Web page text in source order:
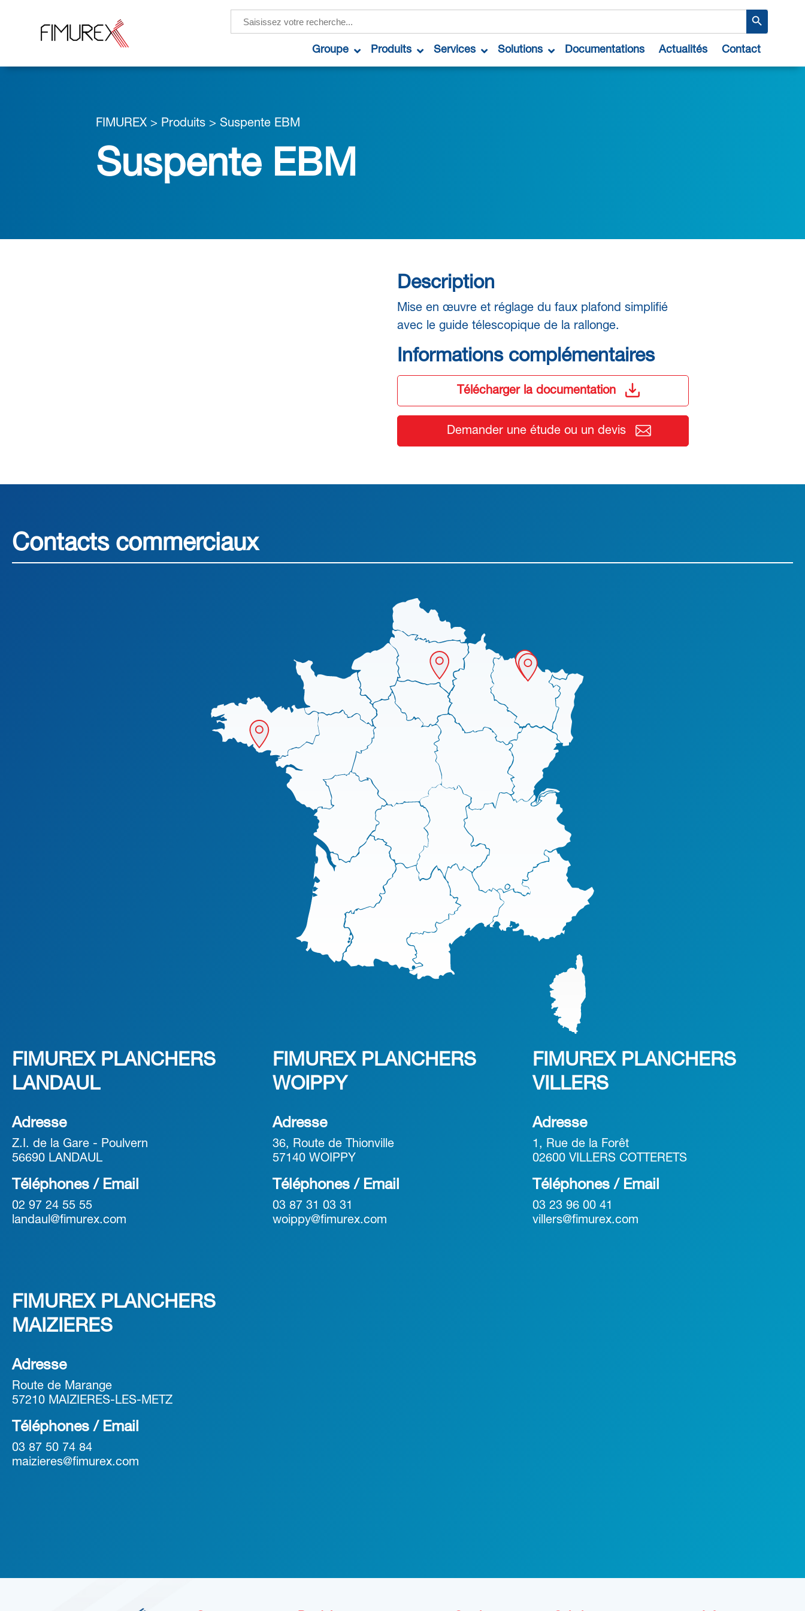
for:
Search Button
Groupe Produits Services Solutions Documentations Actualités Contact
FIMUREX > Produits > Suspente EBM
Suspente EBM
Description
Mise en œuvre et réglage du faux plafond simplifié
avec le guide télescopique de la rallonge.
Informations complémentaires
Télécharger la documentation
Demander une étude ou un devis
Contacts commerciaux
FIMUREX PLANCHERS
LANDAUL
Adresse
Z.I. de la Gare - Poulvern
56690 LANDAUL
Téléphones / Email
02 97 24 55 55
landaul@fimurex.com
FIMUREX PLANCHERS
WOIPPY
Adresse
36, Route de Thionville
57140 WOIPPY
Téléphones / Email
03 87 31 03 31
woippy@fimurex.com
FIMUREX PLANCHERS
VILLERS
Adresse
1, Rue de la Forêt
02600 VILLERS COTTERETS
Téléphones / Email
03 23 96 00 41
villers@fimurex.com
FIMUREX PLANCHERS
MAIZIERES
Adresse
Route de Marange
57210 MAIZIERES-LES-METZ
Téléphones / Email
03 87 50 74 84
maizieres@fimurex.com